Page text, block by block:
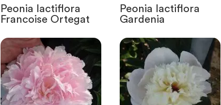
Peonia lactiflora
Francoise Ortegat
Peonia lactiflora
Gardenia